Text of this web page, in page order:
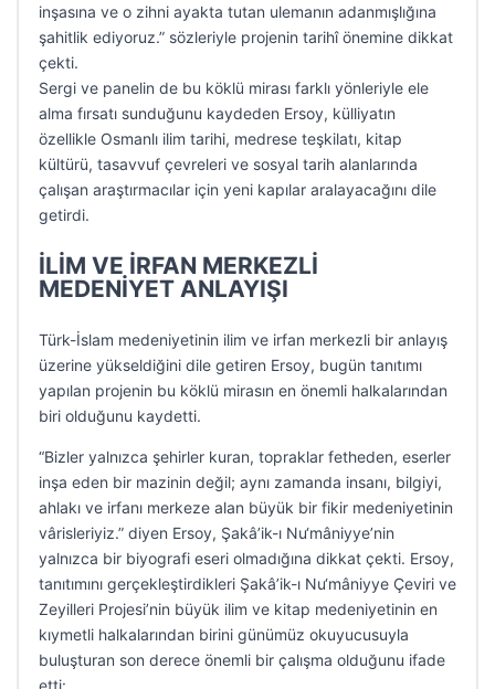
inşasına ve o zihni ayakta tutan ulemanın adanmışlığına
şahitlik ediyoruz.” sözleriyle projenin tarihî önemine dikkat
çekti.
Sergi ve panelin de bu köklü mirası farklı yönleriyle ele
alma fırsatı sunduğunu kaydeden Ersoy, külliyatın
özellikle Osmanlı ilim tarihi, medrese teşkilatı, kitap
kültürü, tasavvuf çevreleri ve sosyal tarih alanlarında
çalışan araştırmacılar için yeni kapılar aralayacağını dile
getirdi.
İLİM VE İRFAN MERKEZLİ
MEDENİYET ANLAYIŞI
Türk-İslam medeniyetinin ilim ve irfan merkezli bir anlayış
üzerine yükseldiğini dile getiren Ersoy, bugün tanıtımı
yapılan projenin bu köklü mirasın en önemli halkalarından
biri olduğunu kaydetti.
“Bizler yalnızca şehirler kuran, topraklar fetheden, eserler
inşa eden bir mazinin değil; aynı zamanda insanı, bilgiyi,
ahlakı ve irfanı merkeze alan büyük bir fikir medeniyetinin
vârisleriyiz.” diyen Ersoy, Şakâ’ik-ı Nu‘mâniyye’nin
yalnızca bir biyografi eseri olmadığına dikkat çekti. Ersoy,
tanıtımını gerçekleştirdikleri Şakâ’ik-ı Nu‘mâniyye Çeviri ve
Zeyilleri Projesi’nin büyük ilim ve kitap medeniyetinin en
kıymetli halkalarından birini günümüz okuyucusuyla
buluşturan son derece önemli bir çalışma olduğunu ifade
etti: